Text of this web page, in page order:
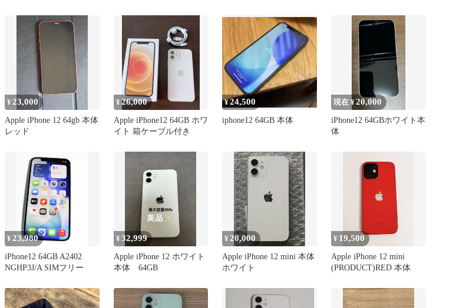
¥ 23,000
Apple iPhone 12 64gb 本体
レッド
¥ 26,000
Apple iPhone12 64GB ホワ
イト 箱ケーブル付き
¥24,500
iphone12 64GB 本体
現在 ¥20,000
iPhone12 64GBホワイト本
体
¥ 23,980
iPhone12 64GB A2402
NGHP3J/A SIMフリー
¥32,999
Apple iPhone 12 ホワイト
本体 64GB
¥ 20,000
Apple iPhone 12 mini 本体
ホワイト
¥ 19,500
Apple iPhone 12 mini
(PRODUCT)RED 本体